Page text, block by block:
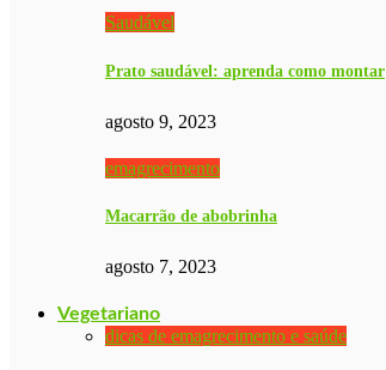
Saudável
Prato saudável: aprenda como montar
agosto 9, 2023
emagrecimento
Macarrão de abobrinha
agosto 7, 2023
Vegetariano
dicas de emagrecimento e saúde